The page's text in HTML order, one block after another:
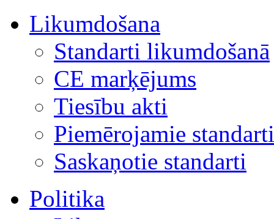
Likumdošana
Standarti likumdošanā
CE marķējums
Tiesību akti
Piemērojamie standarti
Saskaņotie standarti
Politika